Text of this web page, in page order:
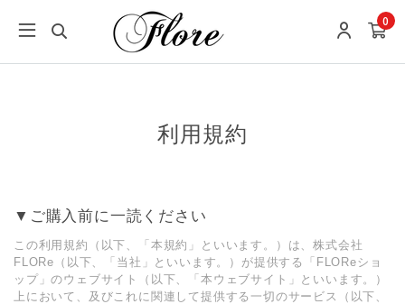
0
利用規約
▼ご購⼊前に⼀読ください
この利⽤規約（以下、「本規約」といいます。）は、株式会社
FLORe（以下、「当社」といいます。）が提供する「FLOReショ
ップ」のウェブサイト（以下、「本ウェブサイト」といいます。）
上において、及びこれに関連して提供する⼀切のサービス（以下、